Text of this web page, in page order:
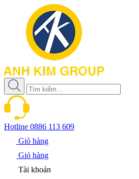
Hotline 0886 113 609
Giỏ hàng
Giỏ hàng
Tài khoản